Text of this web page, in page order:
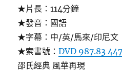
★片長：114分鐘
★發音：國語
★字幕：中/英/馬來/印尼文
★索書號：DVD 987.83
邵氏經典 風華再現